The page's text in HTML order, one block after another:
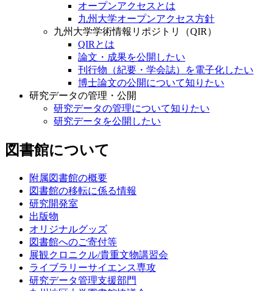
オープンアクセスとは
九州大学オープンアクセス方針
九州大学学術情報リポジトリ（QIR）
QIRとは
論文・成果を公開したい
刊行物（紀要・学会誌）を電子化したい
博士論文の公開について知りたい
研究データの管理・公開
研究データの管理について知りたい
研究データを公開したい
図書館について
附属図書館の概要
図書館の移転に係る情報
研究開発室
出版物
オリジナルグッズ
図書館へのご寄付等
展観クロニクル/貴重文物講習会
ライブラリーサイエンス専攻
研究データ管理支援部門